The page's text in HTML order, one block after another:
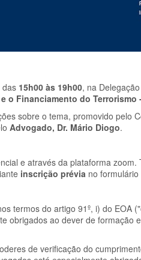
das 15h00 às 19h00, na
o Financiamento do Terrorismo
sobre o tema, promovido pelo
Advogado, Dr. Mário Diogo.
e através da plataforma zoom.
inscrição prévia no
termos do artigo 91º, i) do
obrigados ao dever de formação
de verificação do